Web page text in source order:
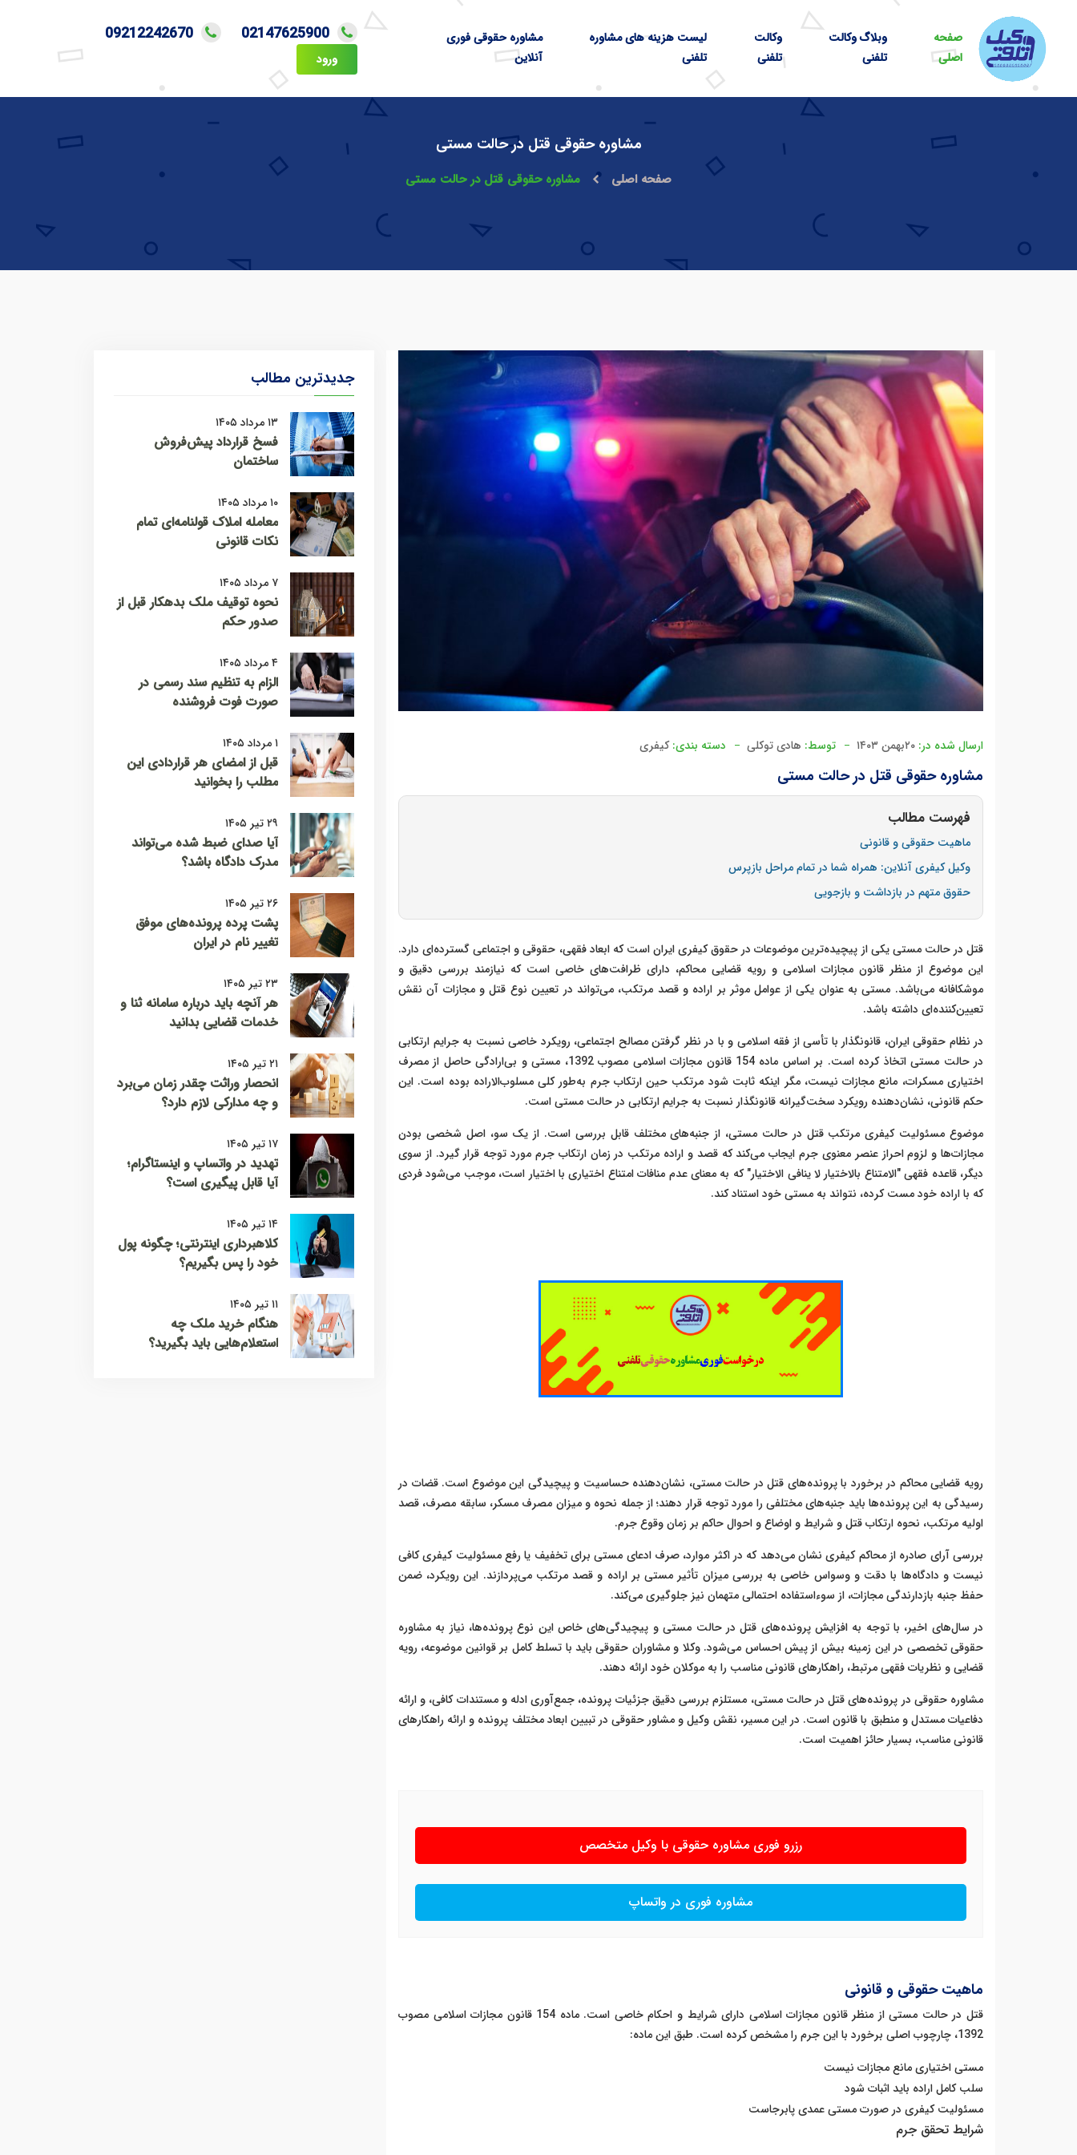
صفحه
اصلی
وبلاگ وکالت
تلفنی
وکالت
تلفنی
لیست هزینه های مشاوره
تلفنی
مشاوره حقوقی فوری
آنلاین
02147625900
09212242670
ورود
مشاوره حقوقی قتل در حالت مستی
صفحه اصلی مشاوره حقوقی قتل در حالت مستی
ارسال شده در: ۲۰بهمن ۱۴۰۳ توسط: هادی توکلی دسته بندی: کیفری
مشاوره حقوقی قتل در حالت مستی
فهرست مطالب
ماهیت حقوقی و قانونی
وکیل کیفری آنلاین: همراه شما در تمام مراحل بازپرس
حقوق متهم در بازداشت و بازجویی
قتل در حالت مستی یکی از پیچیده‌ترین موضوعات در حقوق کیفری ایران است که ابعاد فقهی، حقوقی و اجتماعی گسترده‌ای دارد.
این موضوع از منظر قانون مجازات اسلامی و رویه قضایی محاکم، دارای ظرافت‌های خاصی است که نیازمند بررسی دقیق و
موشکافانه می‌باشد. مستی به عنوان یکی از عوامل موثر بر اراده و قصد مرتکب، می‌تواند در تعیین نوع قتل و مجازات آن نقش
تعیین‌کننده‌ای داشته باشد.
در نظام حقوقی ایران، قانونگذار با تأسی از فقه اسلامی و با در نظر گرفتن مصالح اجتماعی، رویکرد خاصی نسبت به جرایم ارتکابی
در حالت مستی اتخاذ کرده است. بر اساس ماده 154 قانون مجازات اسلامی مصوب 1392، مستی و بی‌ارادگی حاصل از مصرف
اختیاری مسکرات، مانع مجازات نیست، مگر اینکه ثابت شود مرتکب حین ارتکاب جرم به‌طور کلی مسلوب‌الاراده بوده است. این
حکم قانونی، نشان‌دهنده رویکرد سخت‌گیرانه قانونگذار نسبت به جرایم ارتکابی در حالت مستی است.
موضوع مسئولیت کیفری مرتکب قتل در حالت مستی، از جنبه‌های مختلف قابل بررسی است. از یک سو، اصل شخصی بودن
مجازات‌ها و لزوم احراز عنصر معنوی جرم ایجاب می‌کند که قصد و اراده مرتکب در زمان ارتکاب جرم مورد توجه قرار گیرد. از سوی
دیگر، قاعده فقهی "الامتناع بالاختیار لا ینافی الاختیار" که به معنای عدم منافات امتناع اختیاری با اختیار است، موجب می‌شود فردی
که با اراده خود مست کرده، نتواند به مستی خود استناد کند.
رویه قضایی محاکم در برخورد با پرونده‌های قتل در حالت مستی، نشان‌دهنده حساسیت و پیچیدگی این موضوع است. قضات در
رسیدگی به این پرونده‌ها باید جنبه‌های مختلفی را مورد توجه قرار دهند؛ از جمله نحوه و میزان مصرف مسکر، سابقه مصرف، قصد
اولیه مرتکب، نحوه ارتکاب قتل و شرایط و اوضاع و احوال حاکم بر زمان وقوع جرم.
بررسی آرای صادره از محاکم کیفری نشان می‌دهد که در اکثر موارد، صرف ادعای مستی برای تخفیف یا رفع مسئولیت کیفری کافی
نیست و دادگاه‌ها با دقت و وسواس خاصی به بررسی میزان تأثیر مستی بر اراده و قصد مرتکب می‌پردازند. این رویکرد، ضمن
حفظ جنبه بازدارندگی مجازات، از سوءاستفاده احتمالی متهمان نیز جلوگیری می‌کند.
در سال‌های اخیر، با توجه به افزایش پرونده‌های قتل در حالت مستی و پیچیدگی‌های خاص این نوع پرونده‌ها، نیاز به مشاوره
حقوقی تخصصی در این زمینه بیش از پیش احساس می‌شود. وکلا و مشاوران حقوقی باید با تسلط کامل بر قوانین موضوعه، رویه
قضایی و نظریات فقهی مرتبط، راهکارهای قانونی مناسب را به موکلان خود ارائه دهند.
مشاوره حقوقی در پرونده‌های قتل در حالت مستی، مستلزم بررسی دقیق جزئیات پرونده، جمع‌آوری ادله و مستندات کافی، و ارائه
دفاعیات مستدل و منطبق با قانون است. در این مسیر، نقش وکیل و مشاور حقوقی در تبیین ابعاد مختلف پرونده و ارائه راهکارهای
قانونی مناسب، بسیار حائز اهمیت است.
رزرو فوری مشاوره حقوقی با وکیل متخصص
مشاوره فوری در واتساپ
ماهیت حقوقی و قانونی
قتل در حالت مستی از منظر قانون مجازات اسلامی دارای شرایط و احکام خاصی است. ماده 154 قانون مجازات اسلامی مصوب
1392، چارچوب اصلی برخورد با این جرم را مشخص کرده است. طبق این ماده:
مستی اختیاری مانع مجازات نیست
سلب کامل اراده باید اثبات شود
مسئولیت کیفری در صورت مستی عمدی پابرجاست
شرایط تحقق جرم
جدیدترین مطالب
۱۳ مرداد ۱۴۰۵
فسخ قرارداد پیش‌فروش
ساختمان
۱۰ مرداد ۱۴۰۵
معامله املاک قولنامه‌ای تمام
نکات قانونی
۷ مرداد ۱۴۰۵
نحوه توقیف ملک بدهکار قبل از
صدور حکم
۴ مرداد ۱۴۰۵
الزام به تنظیم سند رسمی در
صورت فوت فروشنده
۱ مرداد ۱۴۰۵
قبل از امضای هر قراردادی این
مطلب را بخوانید
۲۹ تیر ۱۴۰۵
آیا صدای ضبط شده می‌تواند
مدرک دادگاه باشد؟
۲۶ تیر ۱۴۰۵
پشت پرده پرونده‌های موفق
تغییر نام در ایران
۲۳ تیر ۱۴۰۵
هر آنچه باید درباره سامانه ثنا و
خدمات قضایی بدانید
۲۱ تیر ۱۴۰۵
انحصار وراثت چقدر زمان می‌برد
و چه مدارکی لازم دارد؟
۱۷ تیر ۱۴۰۵
تهدید در واتساپ و اینستاگرام؛
آیا قابل پیگیری است؟
۱۴ تیر ۱۴۰۵
کلاهبرداری اینترنتی؛ چگونه پول
خود را پس بگیریم؟
۱۱ تیر ۱۴۰۵
هنگام خرید ملک چه
استعلام‌هایی باید بگیرید؟